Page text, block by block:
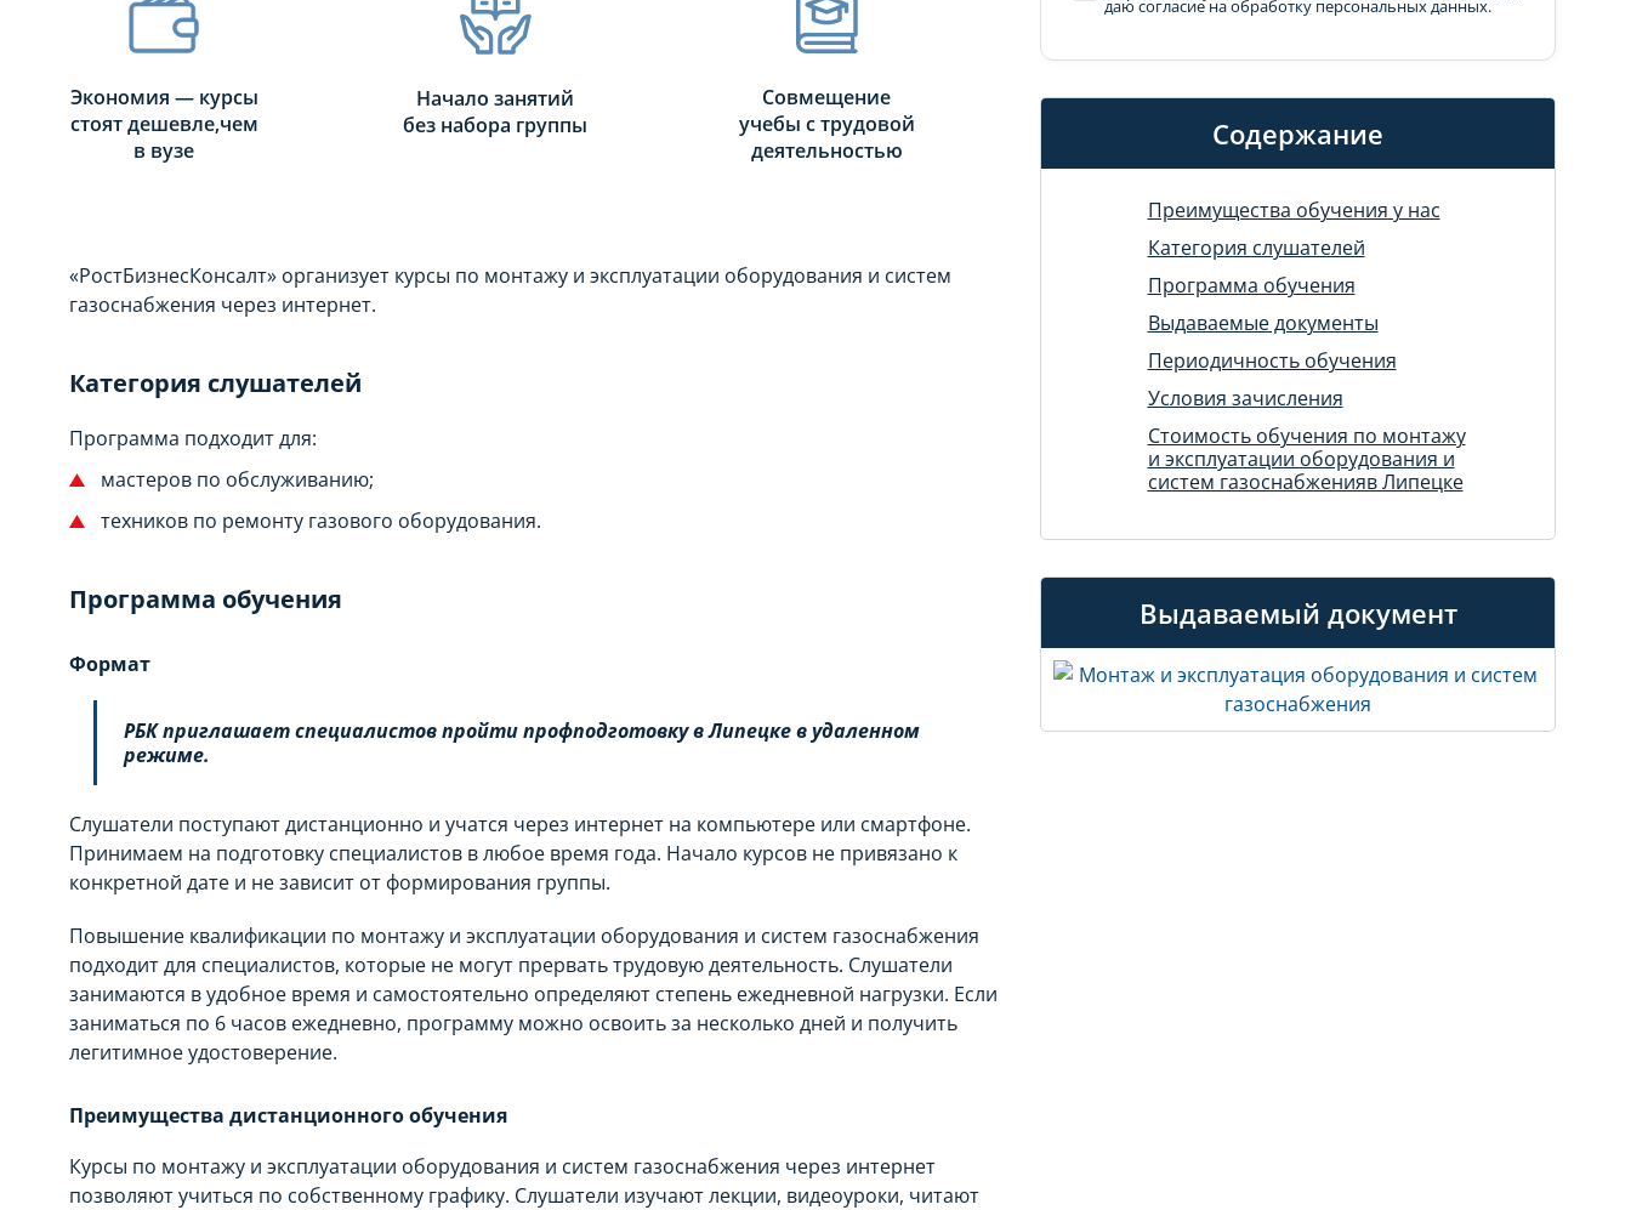
даю согласие на обработку персональных данных.
Содержание
Преимущества обучения у нас
Категория слушателей
Программа обучения
Выдаваемые документы
Периодичность обучения
Условия зачисления
Стоимость обучения по монтажу
и эксплуатации оборудования и
систем газоснабженияв Липецке
Выдаваемый документ
Экономия — курсы
стоят дешевле,чем
в вузе
Начало занятий
без набора группы
Совмещение
учебы с трудовой
деятельностью
«РостБизнесКонсалт» организует курсы по монтажу и эксплуатации оборудования и систем
газоснабжения через интернет.
Категория слушателей
Программа подходит для:
мастеров по обслуживанию;
техников по ремонту газового оборудования.
Программа обучения
Формат
РБК приглашает специалистов пройти профподготовку в Липецке в удаленном
режиме.
Слушатели поступают дистанционно и учатся через интернет на компьютере или смартфоне.
Принимаем на подготовку специалистов в любое время года. Начало курсов не привязано к
конкретной дате и не зависит от формирования группы.
Повышение квалификации по монтажу и эксплуатации оборудования и систем газоснабжения
подходит для специалистов, которые не могут прервать трудовую деятельность. Слушатели
занимаются в удобное время и самостоятельно определяют степень ежедневной нагрузки. Если
заниматься по 6 часов ежедневно, программу можно освоить за несколько дней и получить
легитимное удостоверение.
Преимущества дистанционного обучения
Курсы по монтажу и эксплуатации оборудования и систем газоснабжения через интернет
позволяют учиться по собственному графику. Слушатели изучают лекции, видеоуроки, читают